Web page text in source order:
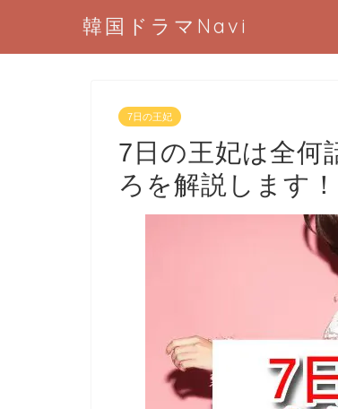
韓国ドラマNavi
7日の王妃
7日の王妃は全何
ろを解説します！